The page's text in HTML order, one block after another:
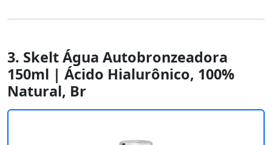
3. Skelt Água Autobronzeadora
150ml | Ácido Hialurônico, 100%
Natural, Br